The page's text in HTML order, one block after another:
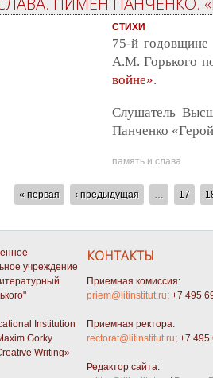
СТИХИ
75-й годовщине
А.М. Горького
войне».
Слушатель
Панченко
память и слава
« первая ‹ предыдущая 17
учреждение
Institution
Gorky
Writing»
КОНТАКТЫ
Приемная комиссия:
priem@litinstitut.ru; +7 495
Приемная ректора:
rectorat@litinstitut.ru; +7 495
Редактор сайта: